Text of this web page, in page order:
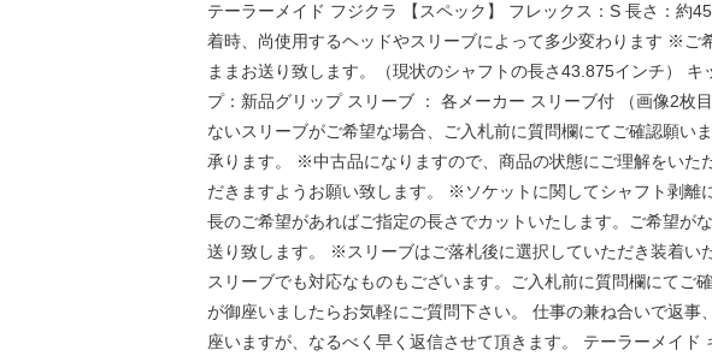
テーラーメイド フジクラ 【スペック】 フレックス：S 長さ：約
着時、尚使用するヘッドやスリーブによって多少変わります ※ご
ままお送り致します。（現状のシャフトの長さ43.875インチ） キ
プ：新品グリップ スリーブ ： 各メーカー スリーブ付 （画像2枚
ないスリーブがご希望な場合、ご入札前に質問欄にてご確認願い
承ります。 ※中古品になりますので、商品の状態にご理解をいた
だきますようお願い致します。 ※ソケットに関してシャフト剥離
長のご希望があればご指定の長さでカットいたします。ご希望が
送り致します。 ※スリーブはご落札後に選択していただき装着い
スリーブでも対応なものもございます。ご入札前に質問欄にてご
が御座いましたらお気軽にご質問下さい。 仕事の兼ね合いで返事
座いますが、なるべく早く返信させて頂きます。 テーラーメイド